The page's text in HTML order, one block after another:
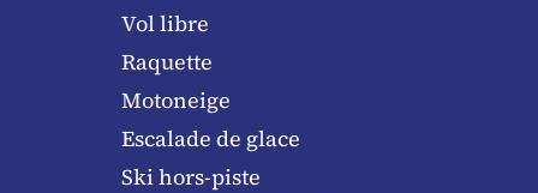
Vol libre
Raquette
Motoneige
Escalade de glace
Ski hors-piste